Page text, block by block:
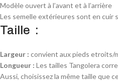
Modèle ouvert à l’avant et à l’arrière
Les semelle extérieures sont en cuir
Taille :
Largeur : convient aux pieds etroits/
Longueur : Les tailles Tangolera
Aussi, choisissez la même taille que